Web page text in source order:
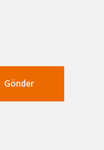
Gönder